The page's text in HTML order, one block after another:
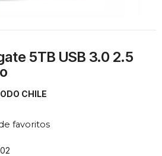
5TB USB 3.0 2.5
CHILE
favoritos